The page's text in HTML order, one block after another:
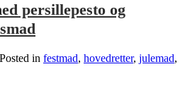
persillepesto og
in festmad, hovedretter, julemad,